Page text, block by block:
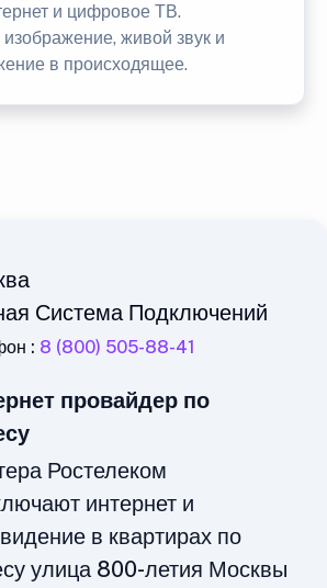
и цифровое ТВ.
живой звук и
в происходящее.
Система Подключений
: 8 (800) 505-88-41
провайдер по
Ростелеком
интернет и
в квартирах по
улица 800-летия Москвы